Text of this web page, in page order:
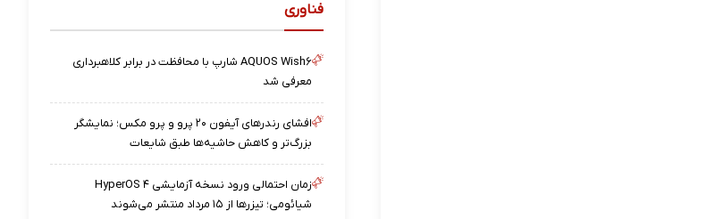
فناوری
AQUOS Wish۶ شارپ با محافظت در برابر کلاهبرداری
معرفی شد
افشای رندرهای آیفون ۲۰ پرو و پرو مکس؛ نمایشگر
بزرگ‌تر و کاهش حاشیه‌ها طبق شایعات
زمان احتمالی ورود نسخه آزمایشی HyperOS ۴
شیائومی؛ تیزرها از ۱۵ مرداد منتشر می‌شوند